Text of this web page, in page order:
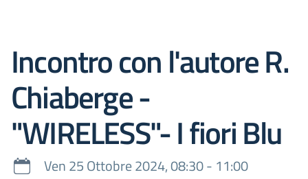
Incontro con l'autore R.
Chiaberge -
"WIRELESS"- I fiori Blu
Ven 25 Ottobre 2024, 08:30 - 11:00